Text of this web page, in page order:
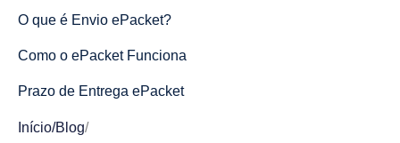
O que é Envio ePacket?
Como o ePacket Funciona
Prazo de Entrega ePacket
Vantagens do ePacket
Início/Blog/